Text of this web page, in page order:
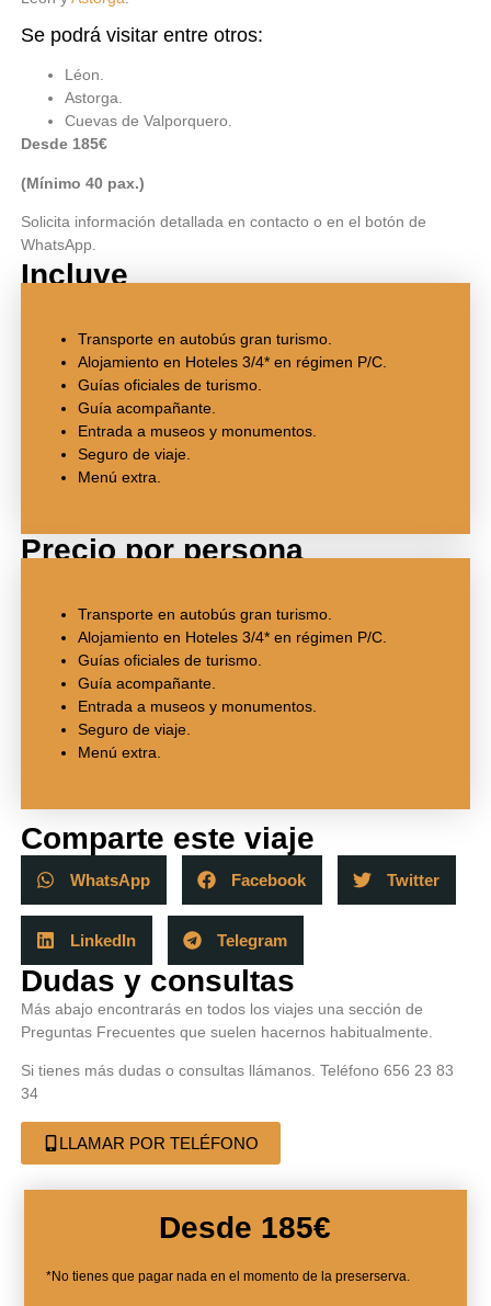
Se podrá visitar entre otros:
Léon.
Astorga.
Cuevas de Valporquero.
Desde 185€
(Mínimo 40 pax.)
Solicita información detallada en contacto o en el botón de
WhatsApp.
Incluye
Transporte en autobús gran turismo.
Alojamiento en Hoteles 3/4* en régimen P/C.
Guías oficiales de turismo.
Guía acompañante.
Entrada a museos y monumentos.
Seguro de viaje.
Menú extra.
Precio por persona
Transporte en autobús gran turismo.
Alojamiento en Hoteles 3/4* en régimen P/C.
Guías oficiales de turismo.
Guía acompañante.
Entrada a museos y monumentos.
Seguro de viaje.
Menú extra.
Comparte este viaje
WhatsApp Facebook Twitter
LinkedIn Telegram
Dudas y consultas
Más abajo encontrarás en todos los viajes una sección de
Preguntas Frecuentes que suelen hacernos habitualmente.
Si tienes más dudas o consultas llámanos. Teléfono 656 23 83
34
LLAMAR POR TELÉFONO
Desde 185€
*No tienes que pagar nada en el momento de la preserserva.